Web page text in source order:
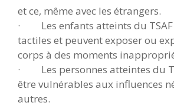
et ce, même avec les étrangers.
· Les enfants atteints du
tactiles et peuvent exposer ou
corps à des moments
· Les personnes atteintes du
être vulnérables aux influences
autres.